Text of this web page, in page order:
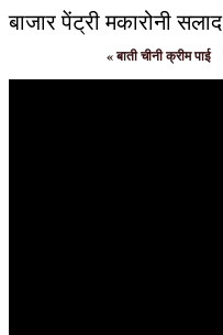
बाजार पेंट्री मकारोनी सलाद
«बाती चीनी क्रीम पाई